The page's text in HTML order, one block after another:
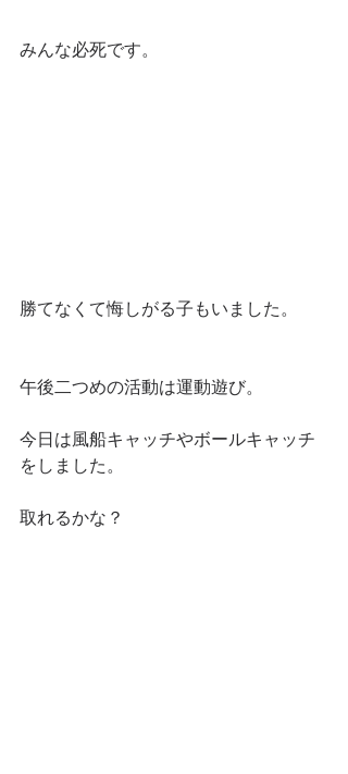
みんな必死です。
勝てなくて悔しがる子もいました。
午後二つめの活動は運動遊び。
今日は風船キャッチやボールキャッチ
をしました。
取れるかな？